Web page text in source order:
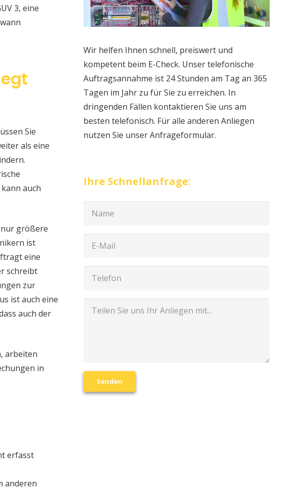
3, eine
Sie
als eine
auch
größere
ist
eine
schreibt
zur
ist auch eine
auch der
arbeiten
in
erfasst
anderen
Wir helfen Ihnen schnell, preiswert und
kompetent beim E-Check. Unser telefonische
Auftragsannahme ist 24 Stunden am Tag an 365
Tagen im Jahr zu für Sie zu erreichen. In
dringenden Fällen kontaktieren Sie uns am
besten telefonisch. Für alle anderen Anliegen
nutzen Sie unser Anfrageformular.
Ihre Schnellanfrage:
Senden